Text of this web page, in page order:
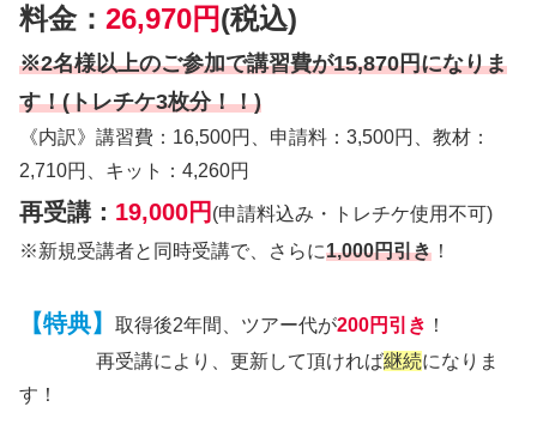
料金： 26,970円(税込)
※2名様以上のご参加で講習費が15,870円になりま
す！(トレチケ3枚分！！)
《内訳》講習費：16,500円、申請料：3,500円、教材：
2,710円、キット：4,260円
再受講： 19,000円 (申請料込み・トレチケ使用不可)
※新規受講者と同時受講で、さらに1,000円引き ！
【特典】 取得後2年間、ツアー代が200円引き ！
再受講により、更新して頂ければ継続になりま
す！